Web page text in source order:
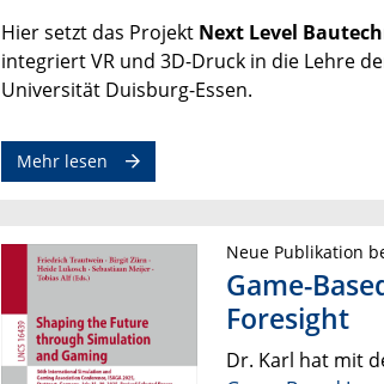
Hier setzt das Projekt Next Level
integriert VR und 3D-Druck in die Lehre
Universität Duisburg-Essen.
Mehr lesen
Neue Publikation
Game-
Foresight
Dr. Karl hat mit